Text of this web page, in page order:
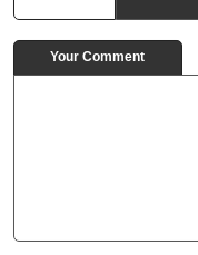
Your Comment